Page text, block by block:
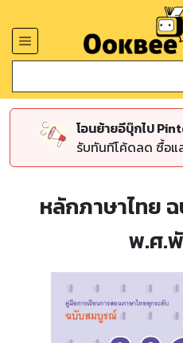
โอนย้ายอีบุ๊กไป
รับทันทีโค้ดลด ซื้อแ
หลักภาษาไทย
พ.ศ.